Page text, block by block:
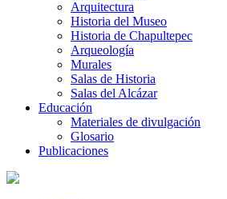
Arquitectura
Historia del Museo
Historia de Chapultepec
Arqueología
Murales
Salas de Historia
Salas del Alcázar
Educación
Materiales de divulgación
Glosario
Publicaciones